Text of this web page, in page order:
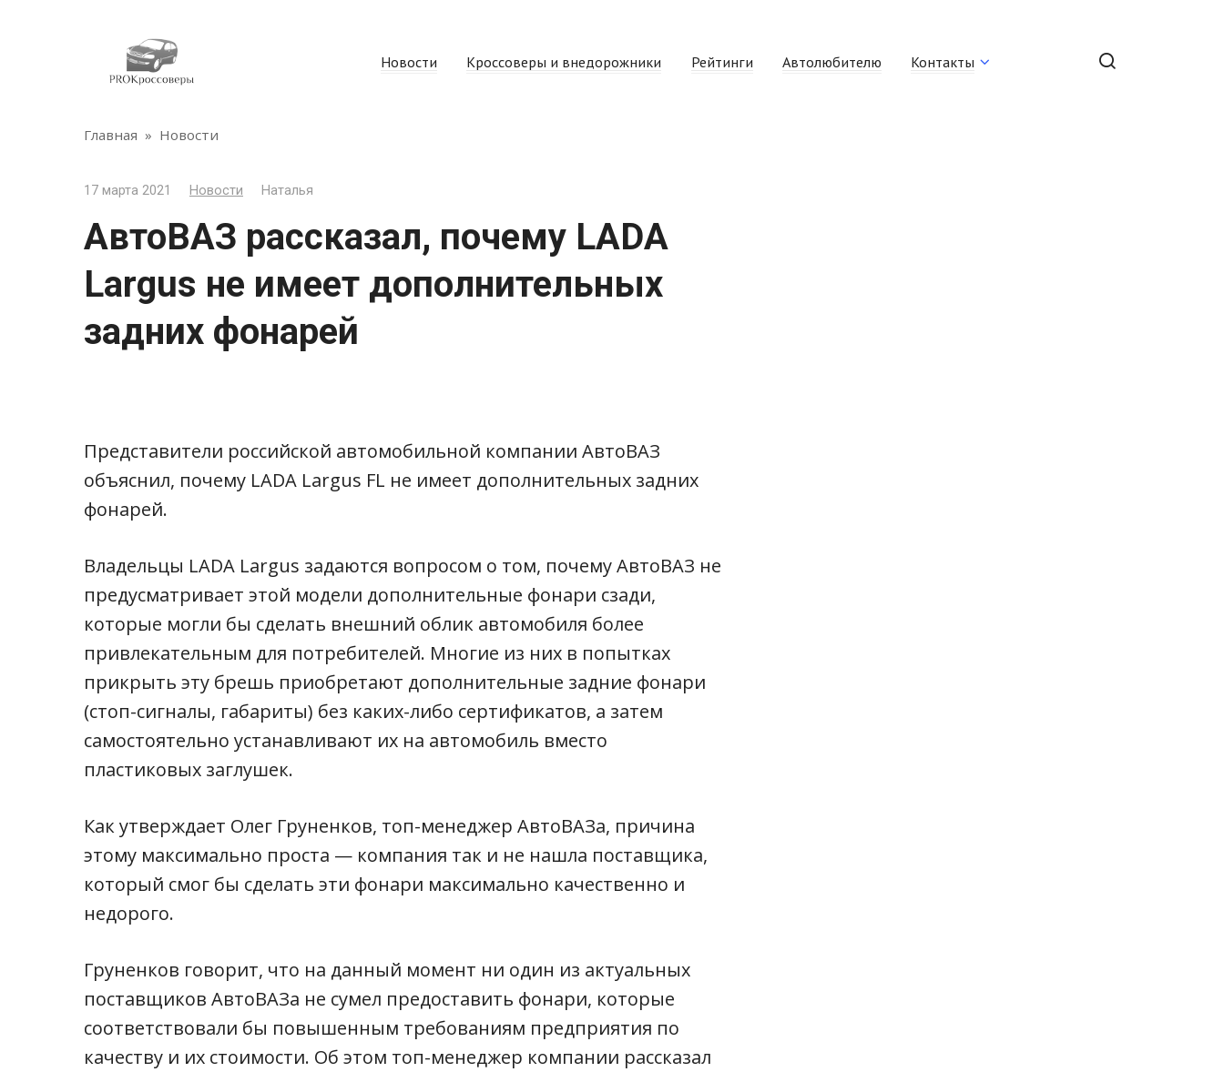
Новости Кроссоверы и внедорожники Рейтинги Автолюбителю Контакты
Главная » Новости
17 марта 2021 Новости Наталья
АвтоВАЗ рассказал, почему LADA
Largus не имеет дополнительных
задних фонарей
Представители российской автомобильной компании АвтоВАЗ
объяснил, почему LADA Largus FL не имеет дополнительных задних
фонарей.
Владельцы LADA Largus задаются вопросом о том, почему АвтоВАЗ не
предусматривает этой модели дополнительные фонари сзади,
которые могли бы сделать внешний облик автомобиля более
привлекательным для потребителей. Многие из них в попытках
прикрыть эту брешь приобретают дополнительные задние фонари
(стоп-сигналы, габариты) без каких-либо сертификатов, а затем
самостоятельно устанавливают их на автомобиль вместо
пластиковых заглушек.
Как утверждает Олег Груненков, топ-менеджер АвтоВАЗа, причина
этому максимально проста — компания так и не нашла поставщика,
который смог бы сделать эти фонари максимально качественно и
недорого.
Груненков говорит, что на данный момент ни один из актуальных
поставщиков АвтоВАЗа не сумел предоставить фонари, которые
соответствовали бы повышенным требованиям предприятия по
качеству и их стоимости. Об этом топ-менеджер компании рассказал